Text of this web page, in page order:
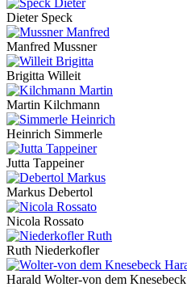
Dieter Speck
Manfred Mussner
Brigitta Willeit
Martin Kilchmann
Heinrich Simmerle
Jutta Tappeiner
Markus Debertol
Nicola Rossato
Ruth Niederkofler
Harald Wolter-von dem Knesebeck